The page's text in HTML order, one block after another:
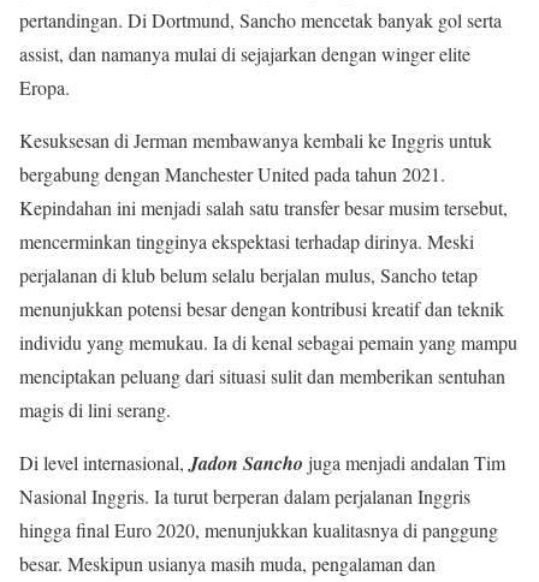
pertandingan. Di Dortmund, Sancho mencetak banyak gol serta
assist, dan namanya mulai di sejajarkan dengan winger elite
Eropa.
Kesuksesan di Jerman membawanya kembali ke Inggris untuk
bergabung dengan Manchester United pada tahun 2021.
Kepindahan ini menjadi salah satu transfer besar musim tersebut,
mencerminkan tingginya ekspektasi terhadap dirinya. Meski
perjalanan di klub belum selalu berjalan mulus, Sancho tetap
menunjukkan potensi besar dengan kontribusi kreatif dan teknik
individu yang memukau. Ia di kenal sebagai pemain yang mampu
menciptakan peluang dari situasi sulit dan memberikan sentuhan
magis di lini serang.
Di level internasional, Jadon Sancho juga menjadi andalan Tim
Nasional Inggris. Ia turut berperan dalam perjalanan Inggris
hingga final Euro 2020, menunjukkan kualitasnya di panggung
besar. Meskipun usianya masih muda, pengalaman dan